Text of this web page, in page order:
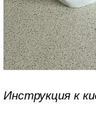
Инструкция к